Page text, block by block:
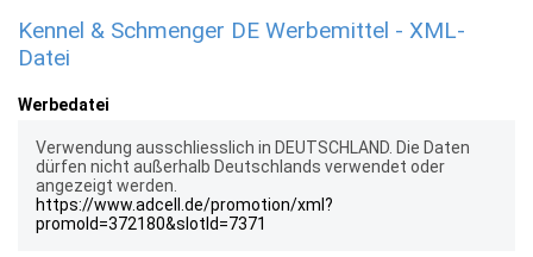
Kennel & Schmenger DE Werbemittel - XML-
Datei
Werbedatei
Verwendung ausschliesslich in DEUTSCHLAND. Die Daten
dürfen nicht außerhalb Deutschlands verwendet oder
angezeigt werden.
https://www.adcell.de/promotion/xml?
promoId=372180&slotId=7371